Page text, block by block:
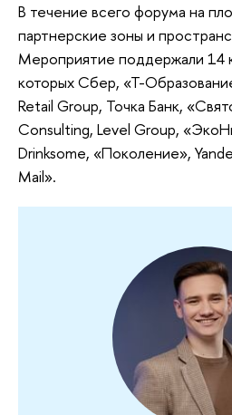
В течение всего форума на
партнерские зоны и
Мероприятие поддержали 14
которых Сбер, «Т-
Retail Group, Точка Банк,
Consulting, Level Group,
Drinksome, «Поколение»,
Mail».